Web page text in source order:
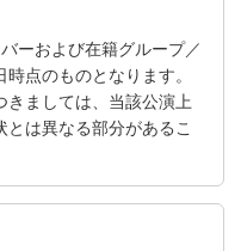
ーおよび在籍グループ／
点のものとなります。
ましては、当該公演上
は異なる部分があるこ